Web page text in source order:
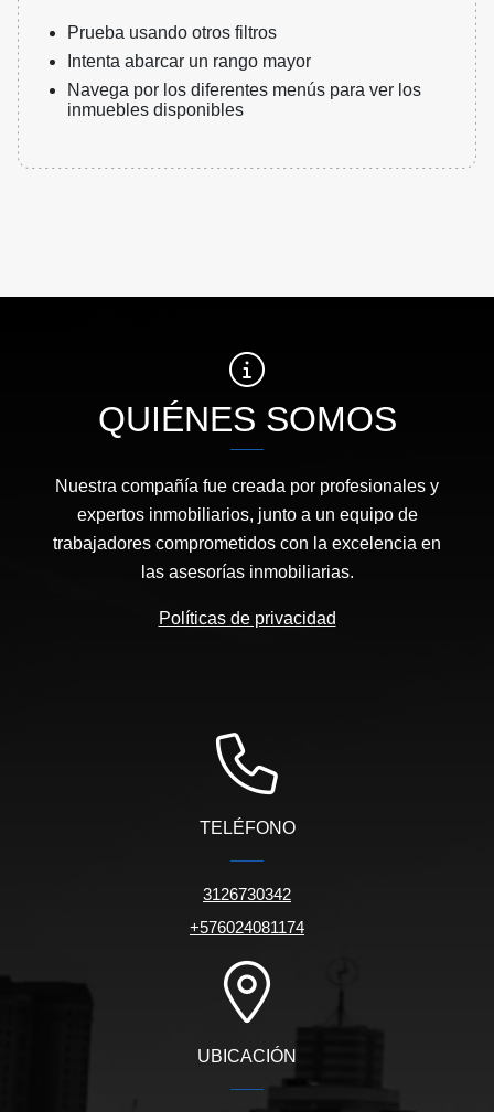
Prueba usando otros filtros
Intenta abarcar un rango mayor
Navega por los diferentes menús para ver los
inmuebles disponibles
QUIÉNES SOMOS
Nuestra compañía fue creada por profesionales y
expertos inmobiliarios, junto a un equipo de
trabajadores comprometidos con la excelencia en
las asesorías inmobiliarias.
Políticas de privacidad
TELÉFONO
3126730342
+576024081174
UBICACIÓN